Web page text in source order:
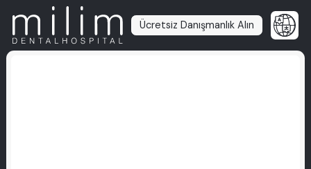
Ücretsiz Danışmanlık Alın